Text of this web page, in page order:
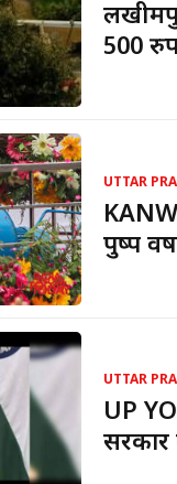
500
UTTAR
पुष्प
UTTAR
UP